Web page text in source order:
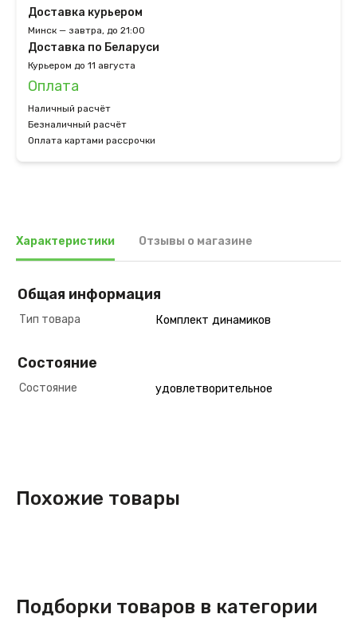
Доставка курьером
Минск — завтра, до 21:00
Доставка по Беларуси
Курьером до 11 августа
Оплата
Наличный расчёт
Безналичный расчёт
Оплата картами рассрочки
Характеристики Отзывы о магазине
Общая информация
Тип товара Комплект динамиков
Состояние
Состояние удовлетворительное
Похожие товары
Подборки товаров в категории